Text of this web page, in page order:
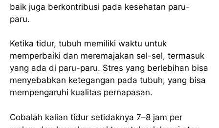
baik juga berkontribusi pada kesehatan paru-
paru.
Ketika tidur, tubuh memiliki waktu untuk
memperbaiki dan meremajakan sel-sel, termasuk
yang ada di paru-paru. Stres yang berlebihan bisa
menyebabkan ketegangan pada tubuh, yang bisa
mempengaruhi kualitas pernapasan.
Cobalah kalian tidur setidaknya 7–8 jam per